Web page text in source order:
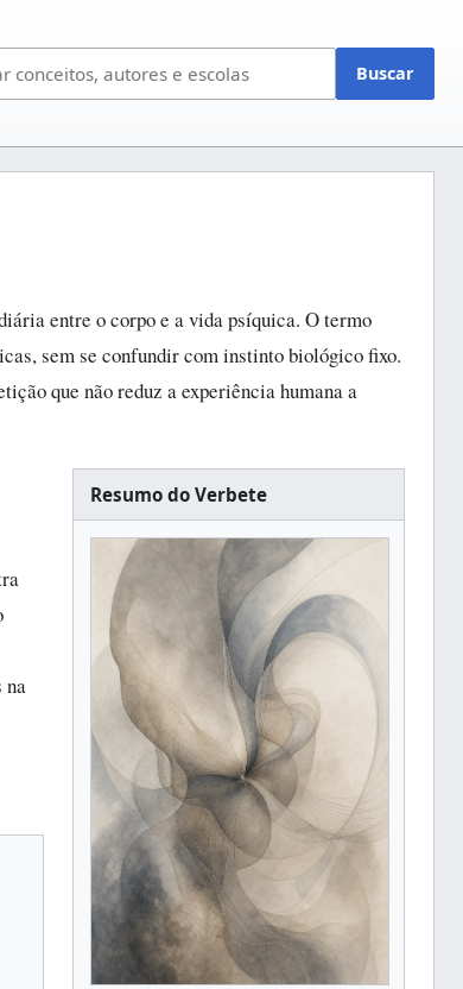
site
Buscar
entre o corpo e a vida psíquica. O termo
sem se confundir com instinto biológico fixo.
que não reduz a experiência humana a
Resumo do Verbete
na